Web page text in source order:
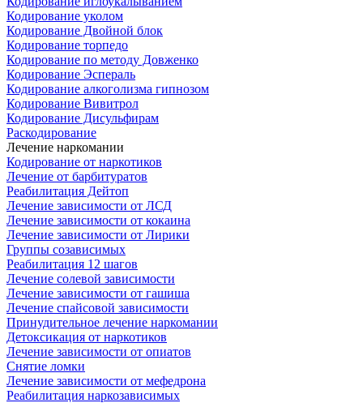
Кодирование уколом
Кодирование Двойной блок
Кодирование торпедо
Кодирование по методу Довженко
Кодирование Эспераль
Кодирование алкоголизма гипнозом
Кодирование Вивитрол
Кодирование Дисульфирам
Раскодирование
Лечение наркомании
Кодирование от наркотиков
Лечение от барбитуратов
Реабилитация Дейтоп
Лечение зависимости от ЛСД
Лечение зависимости от кокаина
Лечение зависимости от Лирики
Группы созависимых
Реабилитация 12 шагов
Лечение солевой зависимости
Лечение зависимости от гашиша
Лечение спайсовой зависимости
Принудительное лечение наркомании
Детоксикация от наркотиков
Лечение зависимости от опиатов
Снятие ломки
Лечение зависимости от мефедрона
Реабилитация наркозависимых